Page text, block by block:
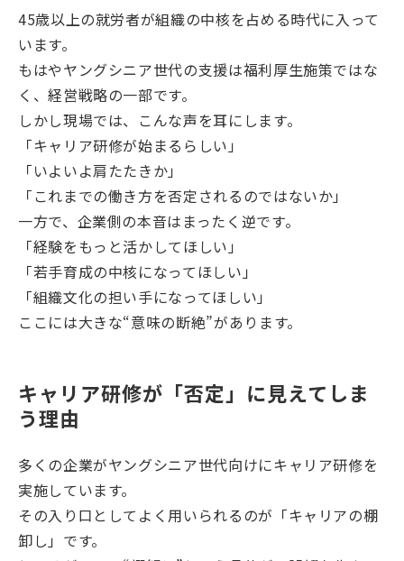
45歳以上の就労者が組織の中核を占める時代に入って
います。
もはやヤングシニア世代の支援は福利厚生施策ではな
く、経営戦略の一部です。
しかし現場では、こんな声を耳にします。
「キャリア研修が始まるらしい」
「いよいよ肩たたきか」
「これまでの働き方を否定されるのではないか」
一方で、企業側の本音はまったく逆です。
「経験をもっと活かしてほしい」
「若手育成の中核になってほしい」
「組織文化の担い手になってほしい」
ここには大きな“意味の断絶”があります。
キャリア研修が「否定」に見えてしま
う理由
多くの企業がヤングシニア世代向けにキャリア研修を
実施しています。
その入り口としてよく用いられるのが「キャリアの棚
卸し」です。